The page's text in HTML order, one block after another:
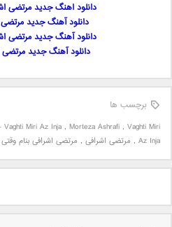
دانلود اهنگ جدید مرتضی
دانلود آهنگ جدید
دانلود آهنگ جدید مرتضی
دانلود آهنگ جديد
برچسب ها
Miri Az Inja , Morteza Ashrafi , Vaghti Miri
Az Inja
, مرتضی اشرافی , مرتضی اشرافی بنام